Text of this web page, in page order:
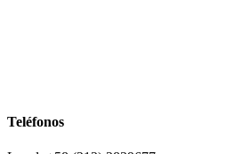
Teléfonos